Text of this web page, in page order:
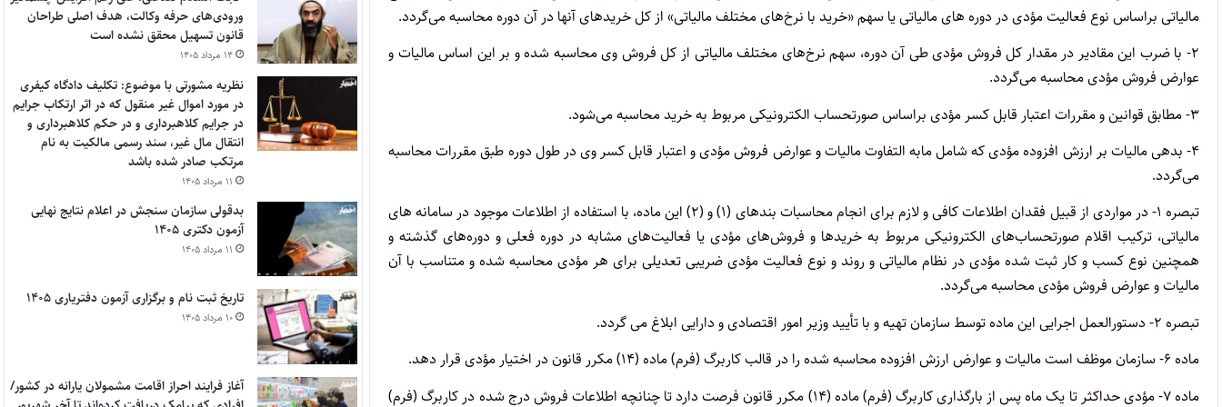
مالیاتی براساس نوع فعالیت مؤدی در دوره های مالیاتی یا سهم «خرید با نرخ‌های مختلف مالیاتی» از کل خریدهای آنها در آن دوره محاسبه می‌گردد.
۲- با ضرب این مقادیر در مقدار کل فروش مؤدی طی آن دوره، سهم نرخ‌های مختلف مالیاتی از کل فروش وی محاسبه شده و بر این اساس مالیات و
عوارض فروش مؤدی محاسبه می‌گردد.
۳- مطابق قوانین و مقررات اعتبار قابل کسر مؤدی براساس صورتحساب الکترونیکی مربوط به خرید محاسبه می‌شود.
۴- بدهی مالیات بر ارزش افزوده مؤدی که شامل مابه التفاوت مالیات و عوارض فروش مؤدی و اعتبار قابل کسر وی در طول دوره طبق مقررات محاسبه
می‌گردد.
تبصره ۱- در مواردی از قبیل فقدان اطلاعات کافی و لازم برای انجام محاسبات بندهای (۱) و (۲) این ماده، با استفاده از اطلاعات موجود در سامانه های
مالیاتی، ترکیب اقلام صورتحساب‌های الکترونیکی مربوط به خریدها و فروش‌های مؤدی یا فعالیت‌های مشابه در دوره فعلی و دوره‌های گذشته و
همچنین نوع کسب و کار ثبت شده مؤدی در نظام مالیاتی و روند و نوع فعالیت مؤدی ضریبی تعدیلی برای هر مؤدی محاسبه شده و متناسب با آن
مالیات و عوارض فروش مؤدی محاسبه می‌گردد.
تبصره ۲- دستورالعمل اجرایی این ماده توسط سازمان تهیه و با تأیید وزیر امور اقتصادی و دارایی ابلاغ می گردد.
ماده ۶- سازمان موظف است مالیات و عوارض ارزش افزوده محاسبه شده را در قالب کاربرگ (فرم) ماده (۱۴) مکرر قانون در اختیار مؤدی قرار دهد.
ماده ۷- مؤدی حداکثر تا یک ماه پس از بارگذاری کاربرگ (فرم) ماده (۱۴) مکرر قانون فرصت دارد تا چنانچه اطلاعات فروش درج شده در کاربرگ (فرم)
ورودی‌های حرفه وکالت، هدف اصلی طراحان
قانون تسهیل محقق نشده است
۱۴ مرداد ۱۴۰۵
نظریه مشورتی با موضوع: تکلیف دادگاه کیفری
در مورد اموال غیر منقول که در اثر ارتکاب جرایم
در جرایم کلاهبرداری و در حکم کلاهبرداری و
انتقال مال غیر، سند رسمی مالکیت به نام
مرتکب صادر شده باشد
۱۱ مرداد ۱۴۰۵
بدقولی سازمان سنجش در اعلام نتایج نهایی
آزمون دکتری ۱۴۰۵
۱۱ مرداد ۱۴۰۵
تاریخ ثبت نام و برگزاری آزمون دفتریاری ۱۴۰۵
۱۰ مرداد ۱۴۰۵
آغاز فرایند احراز اقامت مشمولان یارانه در کشور/